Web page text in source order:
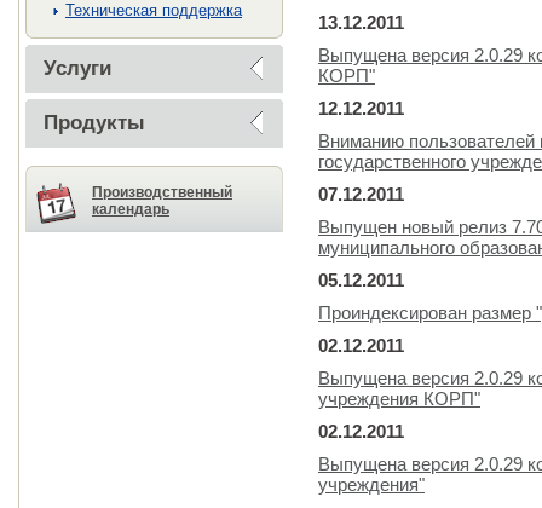
Техническая поддержка
Услуги
Продукты
Производственный
календарь
13.12.2011
Выпущена версия 2.0.29
КОРП"
12.12.2011
Вниманию пользователей
государственного
07.12.2011
Выпущен новый релиз
муниципального
05.12.2011
Проиндексирован размер
02.12.2011
Выпущена версия 2.0.29
учреждения КОРП"
02.12.2011
Выпущена версия 2.0.29
учреждения"